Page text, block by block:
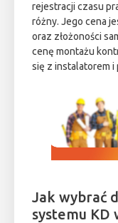
rejestracji czasu
różny. Jego cena
oraz złożoności
cenę montażu
się z instalatorem i
Jak wybrać
systemu KD